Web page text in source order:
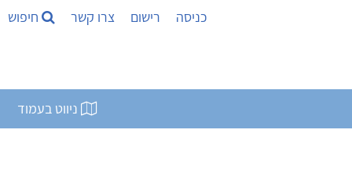
כניסה רישום צרו קשר חיפוש
ניווט בעמוד